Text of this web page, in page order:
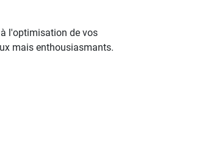
l'optimisation de vos
mais enthousiasmants.